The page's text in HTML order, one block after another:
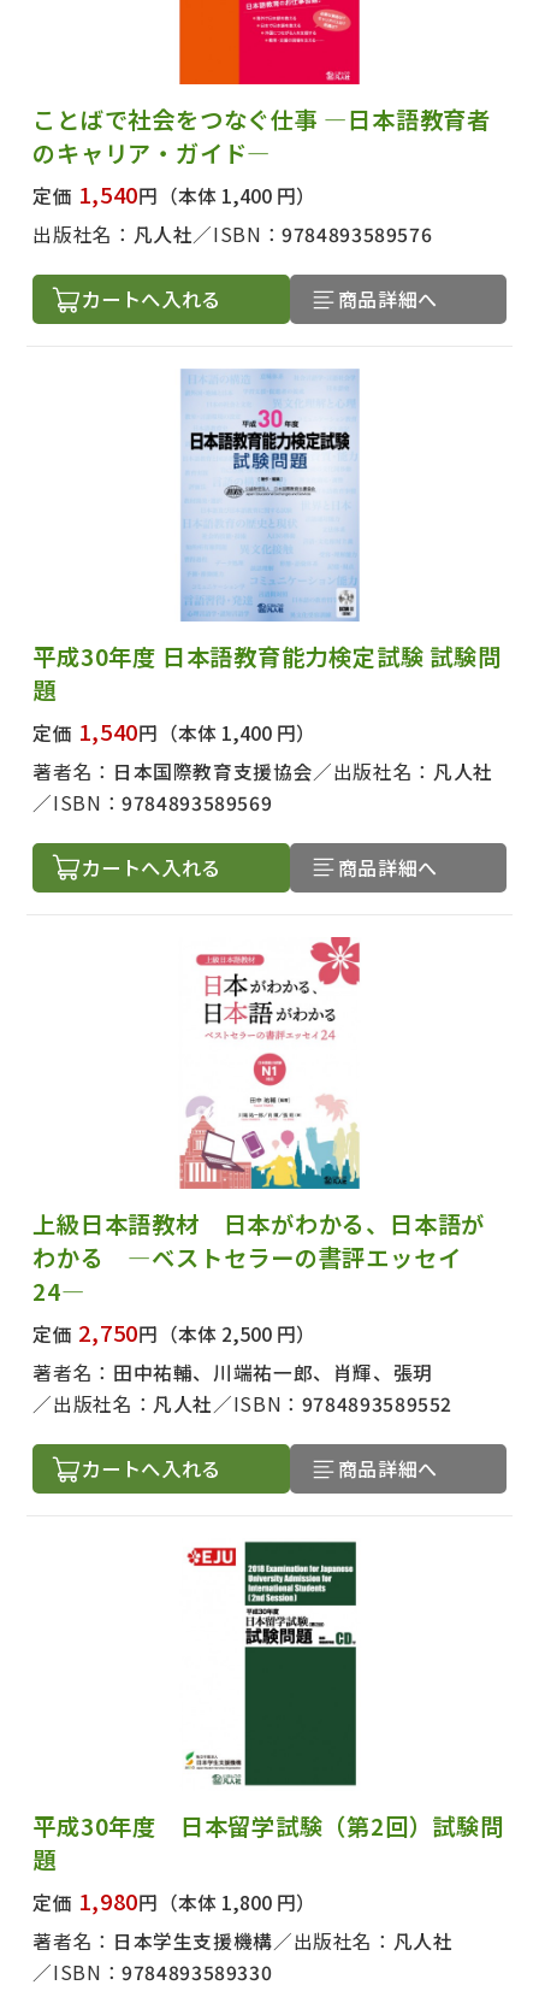
ことばで社会をつなぐ仕事 ―日本語教育者
のキャリア・ガイド―
定価 1,540円 （本体 1,400 円）
出版社名： 凡人社 ISBN：9784893589576
カートへ入れる 商品詳細へ
平成30年度 日本語教育能力検定試験 試験問
題
定価 1,540円 （本体 1,400 円）
著者名： 日本国際教育支援協会 出版社名： 凡人社
ISBN：9784893589569
カートへ入れる 商品詳細へ
上級日本語教材 日本がわかる、日本語が
わかる ―ベストセラーの書評エッセイ
24―
定価 2,750円 （本体 2,500 円）
著者名： 田中祐輔、川端祐一郎、肖輝、張玥
出版社名： 凡人社 ISBN： 9784893589552
カートへ入れる 商品詳細へ
平成30年度 日本留学試験（第2回）試験問
題
定価 1,980円 （本体 1,800 円）
著者名： 日本学生支援機構 出版社名： 凡人社
ISBN：9784893589330